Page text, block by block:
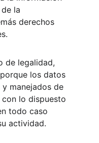
la
derechos
de legalidad,
los datos
manejados de
lo dispuesto
todo caso
actividad.